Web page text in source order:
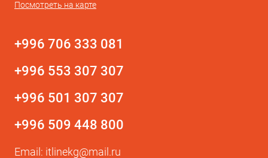
Посмотреть на карте
+996 706 333 081
+996 553 307 307
+996 501 307 307
+996 509 448 800
Email: itlinekg@mail.ru